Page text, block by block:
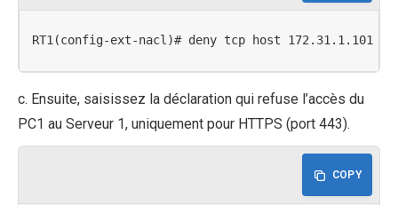
RT1(config-ext-nacl)# deny tcp host 172.31.1.101
c. Ensuite, saisissez la déclaration qui refuse l’accès du
PC1 au Serveur 1, uniquement pour HTTPS (port 443).
COPY